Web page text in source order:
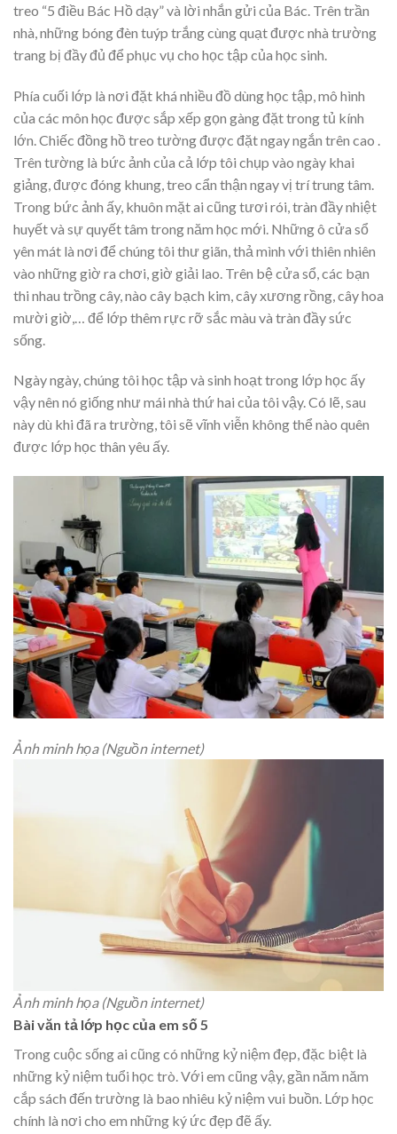
treo “5 điều Bác Hồ dạy” và lời nhắn gửi của Bác. Trên trần
nhà, những bóng đèn tuýp trắng cùng quạt được nhà trường
trang bị đầy đủ để phục vụ cho học tập của học sinh.
Phía cuối lớp là nơi đặt khá nhiều đồ dùng học tập, mô hình
của các môn học được sắp xếp gọn gàng đặt trong tủ kính
lớn. Chiếc đồng hồ treo tường được đặt ngay ngắn trên cao .
Trên tường là bức ảnh của cả lớp tôi chụp vào ngày khai
giảng, được đóng khung, treo cẩn thận ngay vị trí trung tâm.
Trong bức ảnh ấy, khuôn mặt ai cũng tươi rói, tràn đầy nhiệt
huyết và sự quyết tâm trong năm học mới. Những ô cửa sổ
yên mát là nơi để chúng tôi thư giãn, thả mình với thiên nhiên
vào những giờ ra chơi, giờ giải lao. Trên bệ cửa sổ, các bạn
thi nhau trồng cây, nào cây bạch kim, cây xương rồng, cây hoa
mười giờ,… để lớp thêm rực rỡ sắc màu và tràn đầy sức
sống.
Ngày ngày, chúng tôi học tập và sinh hoạt trong lớp học ấy
vậy nên nó giống như mái nhà thứ hai của tôi vậy. Có lẽ, sau
này dù khi đã ra trường, tôi sẽ vĩnh viễn không thể nào quên
được lớp học thân yêu ấy.
Ảnh minh họa (Nguồn internet)
Ảnh minh họa (Nguồn internet)
Bài văn tả lớp học của em số 5
Trong cuộc sống ai cũng có những kỷ niệm đẹp, đặc biệt là
những kỷ niệm tuổi học trò. Với em cũng vậy, gần năm năm
cắp sách đến trường là bao nhiêu kỷ niệm vui buồn. Lớp học
chính là nơi cho em những ký ức đẹp đẽ ấy.